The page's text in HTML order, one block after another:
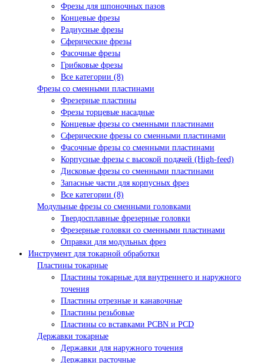
Фрезы для шпоночных пазов
Концевые фрезы
Радиусные фрезы
Сферические фрезы
Фасочные фрезы
Грибковые фрезы
Все категории (8)
Фрезы со сменными пластинами
Фрезерные пластины
Фрезы торцевые насадные
Концевые фрезы со сменными пластинами
Сферические фрезы со сменными пластинами
Фасочные фрезы со сменными пластинами
Корпусные фрезы с высокой подачей (High-feed)
Дисковые фрезы со сменными пластинами
Запасные части для корпусных фрез
Все категории (8)
Модульные фрезы со сменными головками
Твердосплавные фрезерные головки
Фрезерные головки со сменными пластинами
Оправки для модульных фрез
Инструмент для токарной обработки
Пластины токарные
Пластины токарные для внутреннего и наружного
точения
Пластины отрезные и канавочные
Пластины резьбовые
Пластины со вставками PCBN и PCD
Державки токарные
Державки для наружного точения
Державки расточные